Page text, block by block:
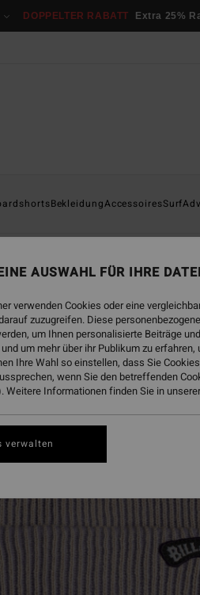
DOPPELTER RABATT Extra 25%
BekleidungAccessoiresSurf
AUSWAHL FÜR IHRE
verwenden Cookies oder eine
zuzugreifen. Diese
um Ihnen personalisierte Beiträge
um mehr über ihr Publikum zu
Ihre Wahl so einstellen, dass Sie
wenn Sie den betreffenden
Weitere Informationen finden Sie in
verwalten